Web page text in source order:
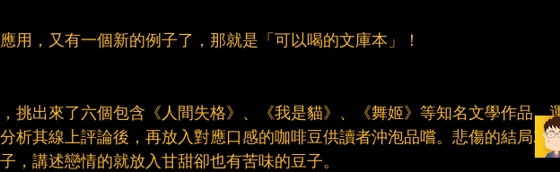
用，又有一個新的例子了，那就是「可以喝的文庫本」！
挑出來了六個包含《人間失格》、《我是貓》、《舞姬》等知名文學作品，
析其線上評論後，再放入對應口感的咖啡豆供讀者沖泡品嚐。悲傷的結局就
，講述戀情的就放入甘甜卻也有苦味的豆子。